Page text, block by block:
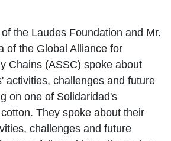
the Laudes Foundation and Mr.
of the Global Alliance for
Chains (ASSC) spoke about
activities, challenges and future
on one of Solidaridad's
They spoke about their
challenges and future